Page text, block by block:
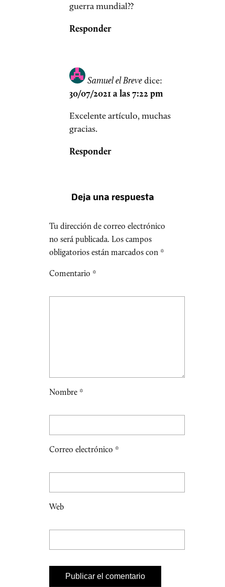
guerra mundial??
Responder
Samuel el Brevedice:
30/07/2021 a las 7:22 pm
Excelente artículo, muchas
gracias.
Responder
Deja una respuesta
Tu dirección de correo electrónico
no será publicada. Los campos
obligatorios están marcados con *
Comentario *
Nombre *
Correo electrónico *
Web